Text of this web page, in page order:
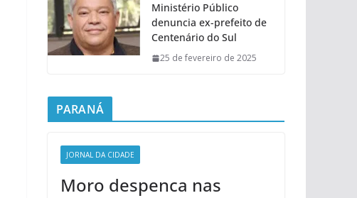
Ministério Público
denuncia ex-prefeito de
Centenário do Sul
25 de fevereiro de 2025
PARANÁ
JORNAL DA CIDADE
Moro despenca nas